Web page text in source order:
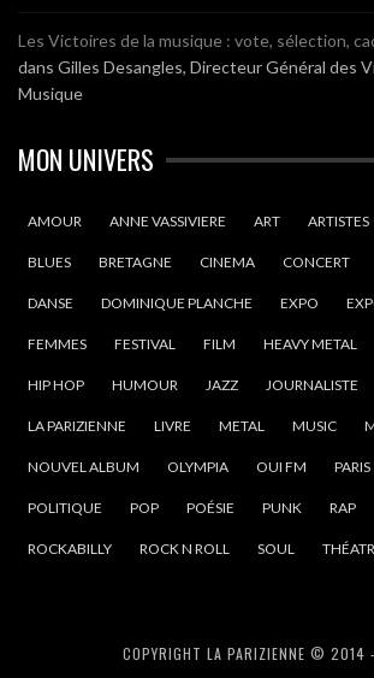
Les Victoires de la musique : vote, sélection,
dans Gilles Desangles, Directeur Général des
Musique
MON UNIVERS
AMOUR ANNE VASSIVIERE ART ARTISTES
BLUES BRETAGNE CINEMA CONCERT
DANSE DOMINIQUE PLANCHE EXPO
FEMMES FESTIVAL FILM HEAVY METAL
HIP HOP HUMOUR JAZZ JOURNALISTE
LA PARIZIENNE LIVRE METAL MUSIC
NOUVEL ALBUM OLYMPIA OUI FM PARIS
POLITIQUE POP POÉSIE PUNK RAP
ROCKABILLY ROCK N ROLL SOUL
COPYRIGHT LA PARIZIENNE © 2014